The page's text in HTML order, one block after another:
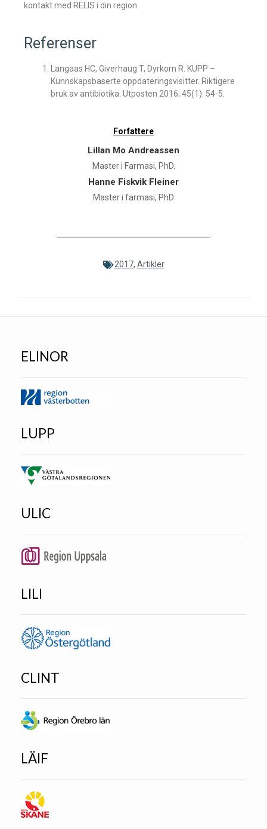
kontakt med RELIS i din region.
Referenser
Langaas HC, Giverhaug T, Dyrkorn R. KUPP –
Kunnskapsbaserte oppdateringsvisitter. Riktigere
bruk av antibiotika. Utposten 2016; 45(1): 54-5.
Forfattere
Lillan Mo Andreassen
Master i Farmasi, PhD.
Hanne Fiskvik Fleiner
Master i farmasi, PhD
2017, Artikler
ELINOR
LUPP
ULIC
LILI
CLINT
LÄIF